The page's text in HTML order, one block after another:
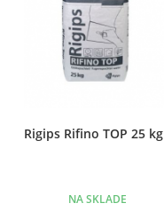
Rigips Rifino TOP 25 kg
NA SKLADE